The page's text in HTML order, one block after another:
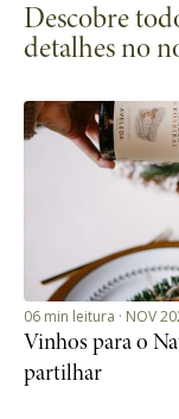
Descobre
detalhes no
Vinhos para o
partilhar
06 min leitura · NOV